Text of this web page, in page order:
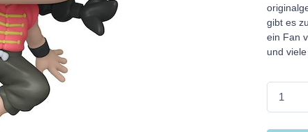
gibt es
ein Fan
und